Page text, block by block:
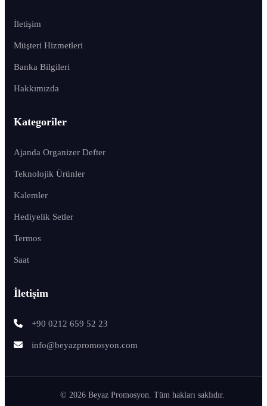
İletişim
Müşteri Hizmetleri
Banka Bilgileri
Hakkımızda
Kategoriler
Ajanda Organizer Defter
Teknolojik Ürünler
Kalemler
Hediyelik Setler
Termos
Saat
İletişim
+90 0212 659 52 23
info@beyazpromosyon.com
© 2026 Beyaz Promosyon. Tüm hakları saklıdır.